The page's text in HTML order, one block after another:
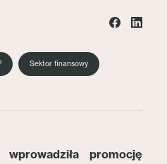
Sektor finansowy
promocję